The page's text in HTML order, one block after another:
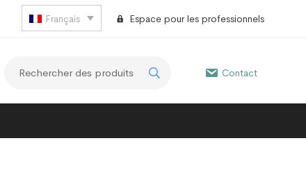
Français Espace pour les professionnels
Contact